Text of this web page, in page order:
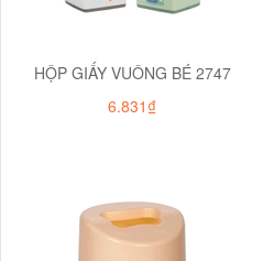
HỘP GIẤY VUÔNG BÉ 2747
6.831₫